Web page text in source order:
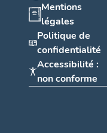
Mentions
légales
Politique de
confidentialité
Accessibilité :
non conforme